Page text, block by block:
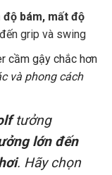
bám, mất độ
grip và swing
cầm gậy chắc hơn
và phong cách
tưởng
lớn đến
. Hãy chọn